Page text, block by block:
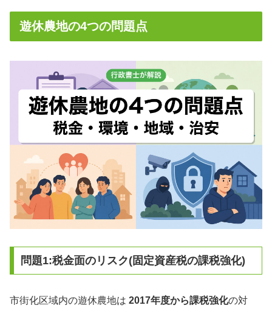
遊休農地の4つの問題点
問題1:税金面のリスク(固定資産税の課税強化)
市街化区域内の遊休農地は 2017年度から課税強化の対